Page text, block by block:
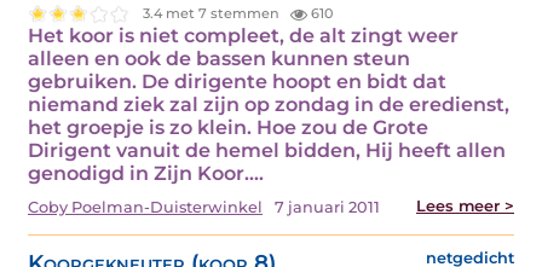
3.4 met 7 stemmen 610
Het koor is niet compleet, de alt zingt weer
alleen en ook de bassen kunnen steun
gebruiken. De dirigente hoopt en bidt dat
niemand ziek zal zijn op zondag in de eredienst,
het groepje is zo klein. Hoe zou de Grote
Dirigent vanuit de hemel bidden, Hij heeft allen
genodigd in Zijn Koor.…
Coby Poelman-Duisterwinkel 7 januari 2011 Lees meer >
netgedicht